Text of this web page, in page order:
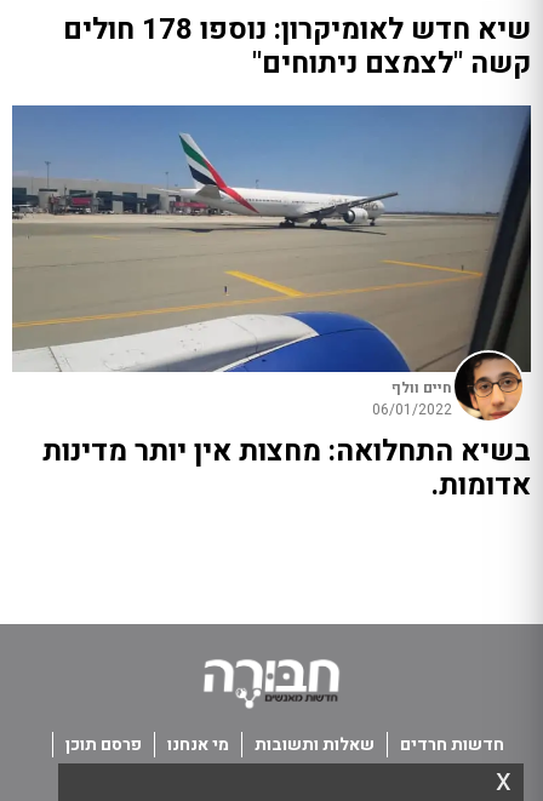
שיא חדש לאומיקרון: נוספו 178 חולים
קשה "לצמצם ניתוחים"
חיים וולף
06/01/2022
בשיא התחלואה: מחצות אין יותר מדינות
אדומות.
x
חדשות חרדים שאלות ותשובות מי אנחנו
פרסם תוכן